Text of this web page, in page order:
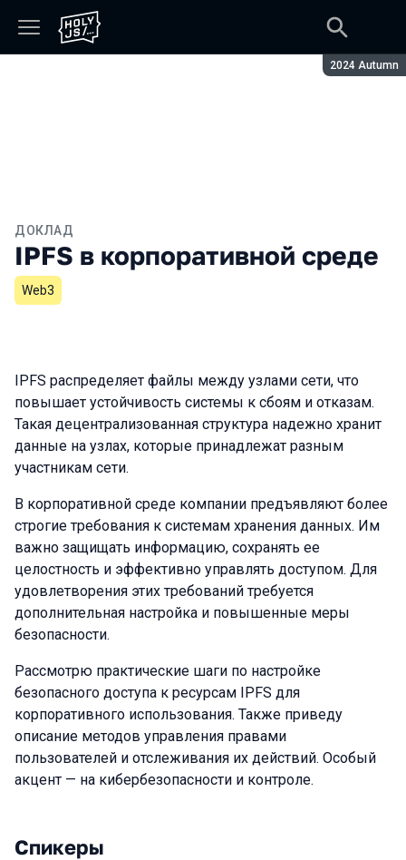
Сезон:
2024 Autumn
ДОКЛАД
IPFS в корпоративной среде
Web3
IPFS распределяет файлы между узлами сети, что
повышает устойчивость системы к сбоям и отказам.
Такая децентрализованная структура надежно хранит
данные на узлах, которые принадлежат разным
участникам сети.
В корпоративной среде компании предъявляют более
строгие требования к системам хранения данных. Им
важно защищать информацию, сохранять ее
целостность и эффективно управлять доступом. Для
удовлетворения этих требований требуется
дополнительная настройка и повышенные меры
безопасности.
Рассмотрю практические шаги по настройке
безопасного доступа к ресурсам IPFS для
корпоративного использования. Также приведу
описание методов управления правами
пользователей и отслеживания их действий. Особый
акцент — на кибербезопасности и контроле.
Спикеры